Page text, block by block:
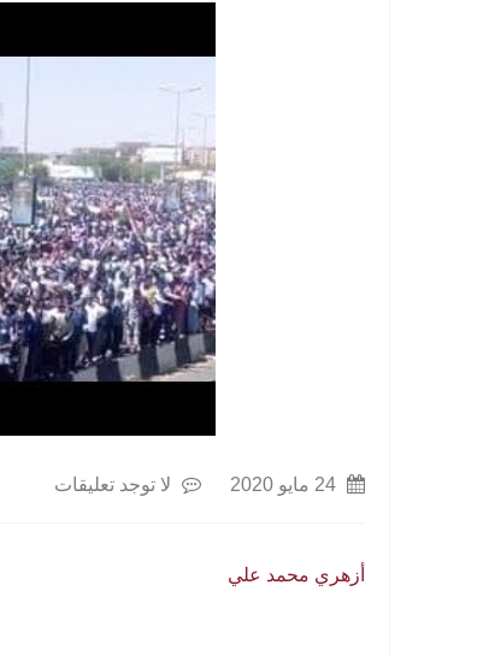
لا توجد تعليقات
أزهري محمد علي